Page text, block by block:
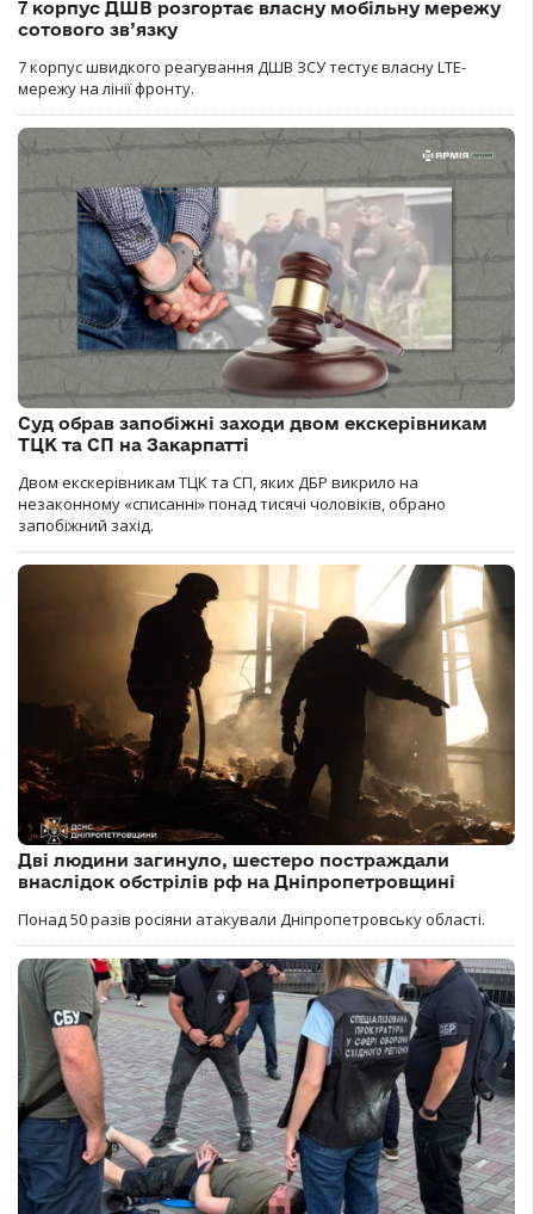
7 корпус ДШВ розгортає власну мобільну мережу
сотового зв’язку
7 корпус швидкого реагування ДШВ ЗСУ тестує власну LTE-
мережу на лінії фронту.
Суд обрав запобіжні заходи двом екскерівникам
ТЦК та СП на Закарпатті
Двом екскерівникам ТЦК та СП, яких ДБР викрило на
незаконному «списанні» понад тисячі чоловіків, обрано
запобіжний захід.
Дві людини загинуло, шестеро постраждали
внаслідок обстрілів рф на Дніпропетровщині
Понад 50 разів росіяни атакували Дніпропетровську області.